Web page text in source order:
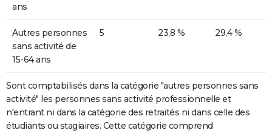
ans
Autres personnes
sans activité de
15-64 ans
5 23,8 % 29,4 %
Sont comptabilisés dans la catégorie "autres personnes sans
activité" les personnes sans activité professionnelle et
n'entrant ni dans la catégorie des retraités ni dans celle des
étudiants ou stagiaires. Cette catégorie comprend